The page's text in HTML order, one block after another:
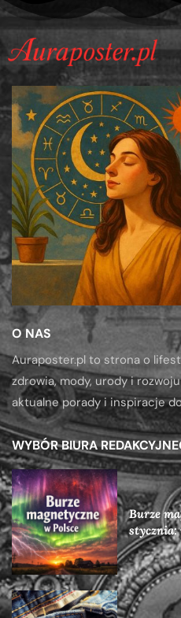
O NAS
Auraposter.pl to strona o
zdrowia, mody, urody i
aktualne porady i inspiracje
WYBÓR BIURA
Burze
stycznia: